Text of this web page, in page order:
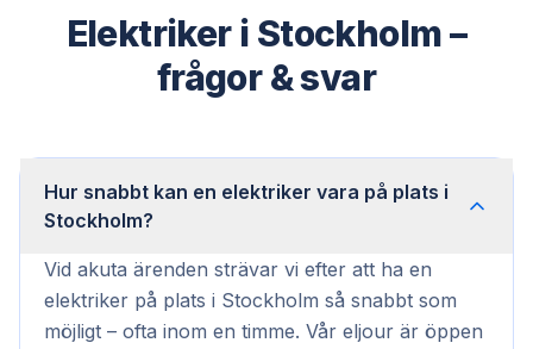
Elektriker i Stockholm –
frågor & svar
Hur snabbt kan en elektriker vara på plats i
Stockholm?
Vid akuta ärenden strävar vi efter att ha en
elektriker på plats i Stockholm så snabbt som
möjligt – ofta inom en timme. Vår eljour är öppen